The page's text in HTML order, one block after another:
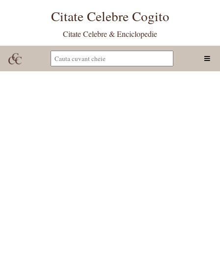
Citate Celebre Cogito
Citate Celebre & Enciclopedie